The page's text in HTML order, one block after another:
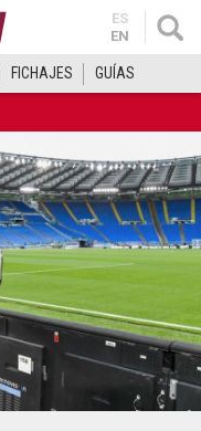
ES
EN
FICHAJES GUÍAS